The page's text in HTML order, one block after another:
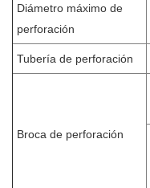
Diámetro máximo de
perforación
Tubería de perforación
Broca de perforación